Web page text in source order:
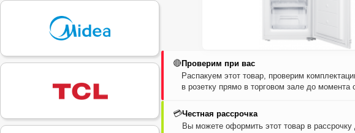
🔴Проверим при вас
Распакуем этот товар, проверим
в розетку прямо в торговом зале до момента
💳Честная рассрочка
Вы можете оформить этот товар в рассрочку